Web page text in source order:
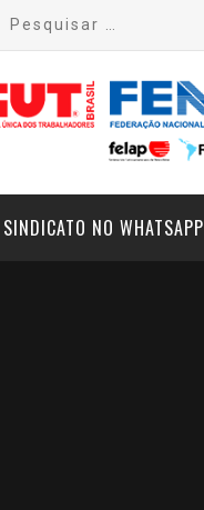
SINDICATO NO WHATSAPP